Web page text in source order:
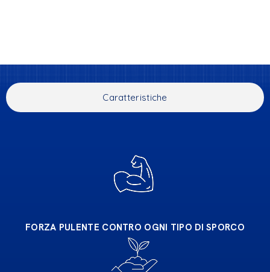
Caratteristiche
FORZA PULENTE CONTRO OGNI TIPO DI SPORCO